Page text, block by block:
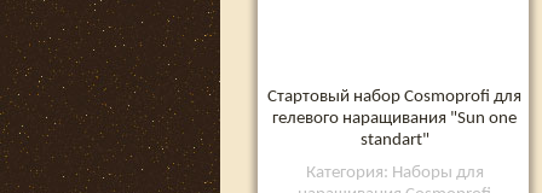
Стартовый набор Cosmoprofi для
гелевого наращивания "Sun one
standart"
Категория: Наборы для